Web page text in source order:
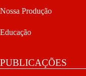
Nossa Produção
Educação
PUBLICAÇÕES